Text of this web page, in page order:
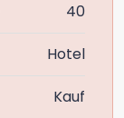
40
Hotel
Kauf